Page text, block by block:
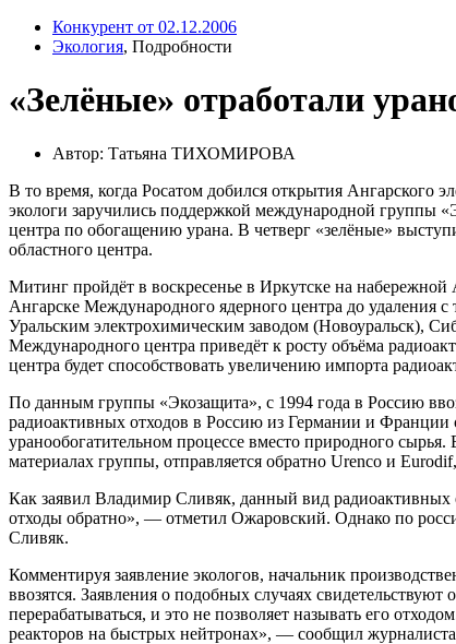
Конкурент от 02.12.2006
Экология, Подробности
«Зелёные» отработали
Автор: Татьяна ТИХОМИРОВА
В то время, когда Росатом добился открытия Ангарского
экологи заручились поддержкой международной группы
центра по обогащению урана. В четверг «зелёные»
областного центра.
Митинг пройдёт в воскресенье в Иркутске на
Ангарске Международного ядерного центра до удаления
Уральским электрохимическим заводом (Новоуральск),
Международного центра приведёт к росту объёма
центра будет способствовать увеличению импорта
По данным группы «Экозащита», с 1994 года в Россию
радиоактивных отходов в Россию из Германии и
уранообогатительном процессе вместо природного
материалах группы, отправляется обратно Urenco и
Как заявил Владимир Сливяк, данный вид радиоактивных
отходы обратно», — отметил Ожаровский. Однако по
Сливяк.
Комментируя заявление экологов, начальник
ввозятся. Заявления о подобных случаях
перерабатываться, и это не позволяет называть его
реакторов на быстрых нейтронах», — сообщил